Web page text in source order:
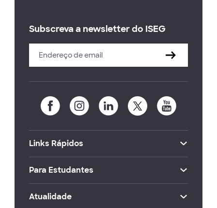
Subscreva a newsletter do ISEG
Links Rápidos
Para Estudantes
Atualidade